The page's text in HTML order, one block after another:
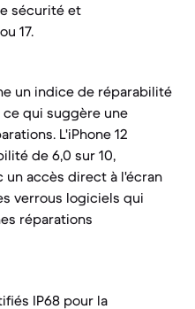
sécurité et
17.
un indice de réparabilité
ce qui suggère une
L'iPhone 12
de 6,0 sur 10,
accès direct à l'écran
verrous logiciels qui
réparations
IP68 pour la